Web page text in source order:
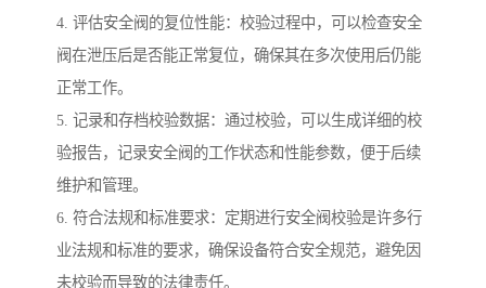
4. 评估安全阀的复位性能：校验过程中，可以检查安全
阀在泄压后是否能正常复位，确保其在多次使用后仍能
正常工作。
5. 记录和存档校验数据：通过校验，可以生成详细的校
验报告，记录安全阀的工作状态和性能参数，便于后续
维护和管理。
6. 符合法规和标准要求：定期进行安全阀校验是许多行
业法规和标准的要求，确保设备符合安全规范，避免因
未校验而导致的法律责任。